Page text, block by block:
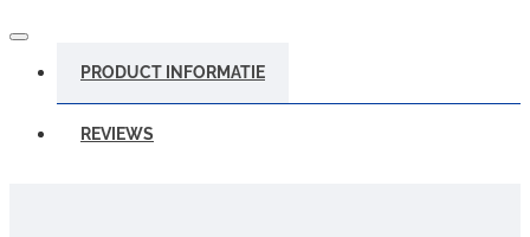
PRODUCT INFORMATIE
REVIEWS